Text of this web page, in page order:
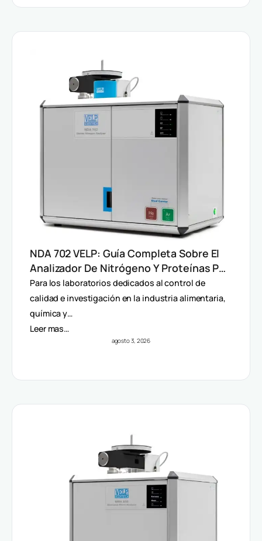
NDA 702 VELP: Guía Completa Sobre El
Analizador De Nitrógeno Y Proteínas Por
Método Dumas
Para los laboratorios dedicados al control de
calidad e investigación en la industria alimentaria,
química y…
Leer mas…
agosto 3, 2026